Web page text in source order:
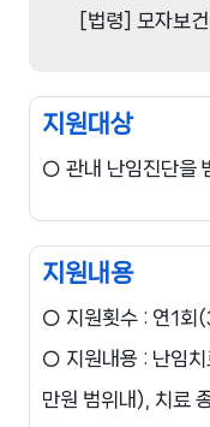
[법령] 모자보
지원대상
○ 관내 난임진단을
지원내용
○ 지원횟수 : 연1회
○ 지원내용 : 난임
만원 범위내), 치료